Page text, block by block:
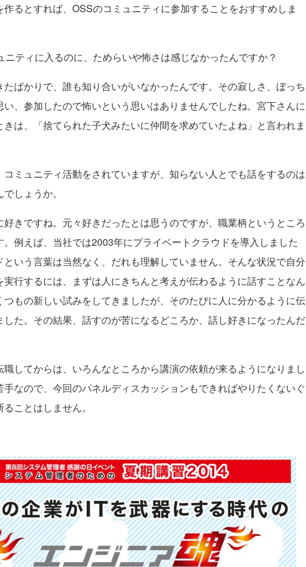
作るとすれば、OSSのコミュニティに参加することをおすすめしま
ニティに入るのに、ためらいや怖さは感じなかったんですか？
たばかりで、誰も知り合いがいなかったんです。その寂しさ、ぼっち
、参加したので怖いという思いはありませんでしたね。宮下さんに
は、「捨てられた子犬みたいに仲間を求めていたよね」と言われま
コミュニティ活動をされていますが、知らない人とでも話をするのは
しょうか。
好きですね。元々好きだったとは思うのですが、職業柄というところ
。例えば、当社では2003年にプライベートクラウドを導入しました
という言葉は当然なく、だれも理解していません。そんな状況で自分
実行するには、まずは人にきちんと考えが伝わるように話すことなん
つもの新しい試みをしてきましたが、そのたびに人に分かるように伝
した。その結果、話すのが苦になるどころか、話し好きになったんだ
職してからは、いろんなところから講演の依頼が来るようになりまし
手なので、今回のパネルディスカッションもできればやりたくないぐ
ことはしません。